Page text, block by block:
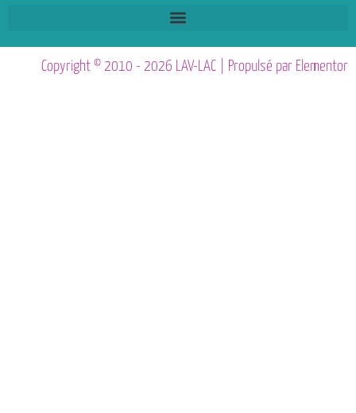
Copyright © 2010 - 2026 LAV-LAC | Propulsé par Elementor